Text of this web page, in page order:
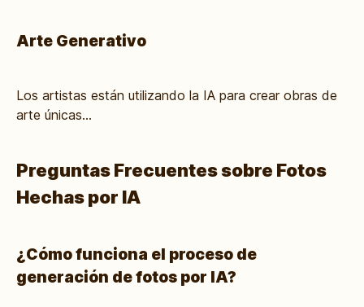
Arte Generativo
Los artistas están utilizando la IA para crear obras de
arte únicas...
Preguntas Frecuentes sobre Fotos
Hechas por IA
¿Cómo funciona el proceso de
generación de fotos por IA?